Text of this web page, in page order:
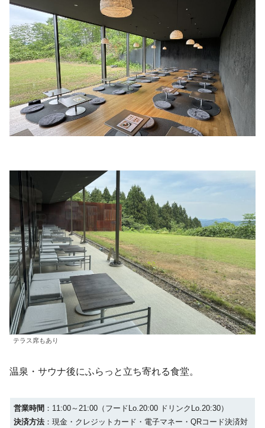
テラス席もあり
温泉・サウナ後にふらっと立ち寄れる食堂。
営業時間 ：11:00～21:00（フードLo.20:00 ドリンクLo.20:30）
決済方法：現金・クレジットカード・電子マネー・QRコード決済対